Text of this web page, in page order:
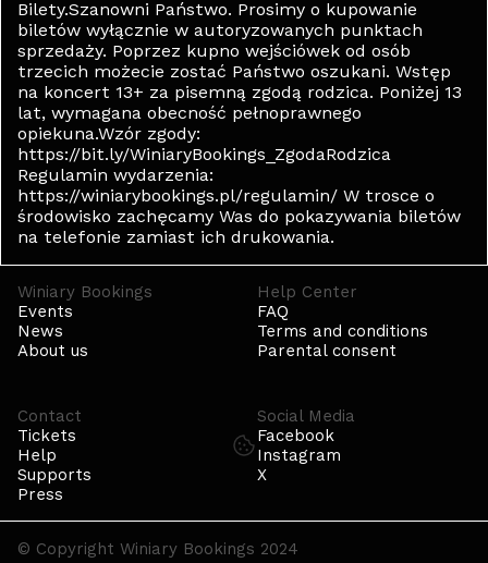
Bilety.Szanowni Państwo. Prosimy o kupowanie
biletów wyłącznie w autoryzowanych punktach
sprzedaży. Poprzez kupno wejściówek od osób
trzecich możecie zostać Państwo oszukani. Wstęp
na koncert 13+ za pisemną zgodą rodzica. Poniżej 13
lat, wymagana obecność pełnoprawnego
opiekuna.Wzór zgody:
https://bit.ly/WiniaryBookings_ZgodaRodzica
Regulamin wydarzenia:
https://winiarybookings.pl/regulamin/ W trosce o
środowisko zachęcamy Was do pokazywania biletów
na telefonie zamiast ich drukowania.
Winiary Bookings
Events
News
About us
Help Center
FAQ
Terms and conditions
Parental consent
Contact
Tickets
Help
Supports
Press
Social Media
Facebook
Instagram
X
© Copyright Winiary Bookings 2024